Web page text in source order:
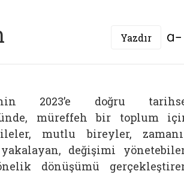
Yazdır
2023’e doğru
müreffeh bir toplum
mutlu bireyler,
değişimi
dönüşümü